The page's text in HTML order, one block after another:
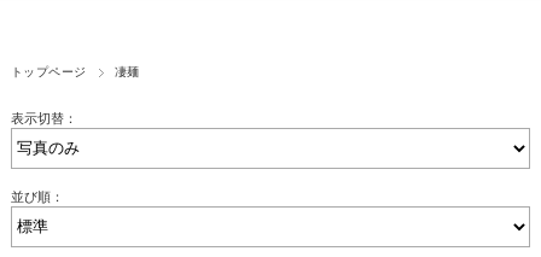
トップページ 凄麺
表示切替：
並び順：